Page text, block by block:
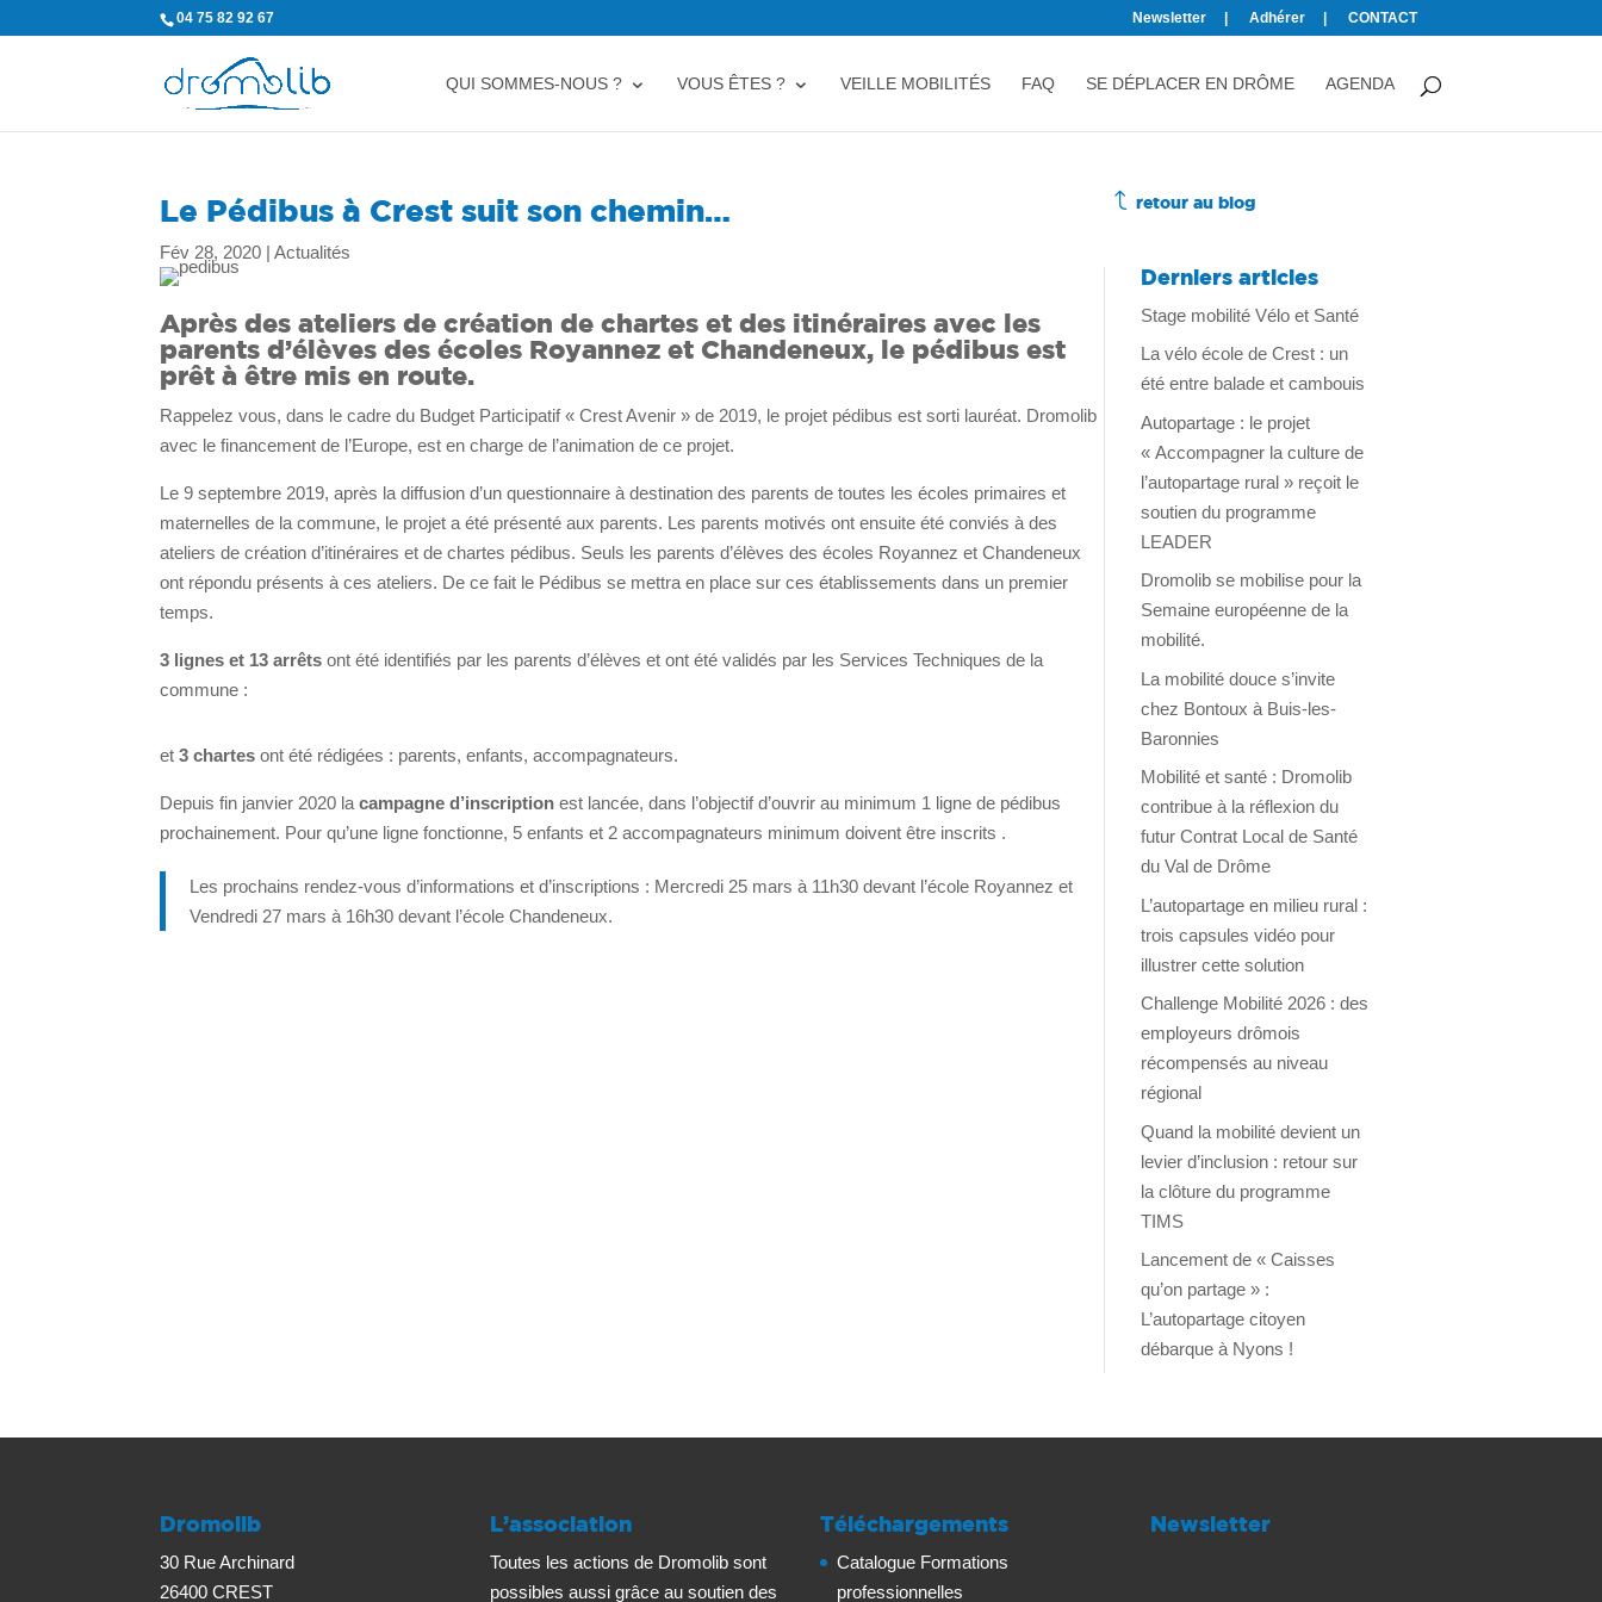
04 75 82 92 67 Newsletter Adhérer CONTACT
QUI SOMMES-NOUS ? VOUS ÊTES ? VEILLE MOBILITÉS FAQ SE DÉPLACER EN DRÔME AGENDA
Le Pédibus à Crest suit son chemin…
Fév 28, 2020 |Actualités
J retour au blog
Après des ateliers de création de chartes et des itinéraires avec les
parents d’élèves des écoles Royannez et Chandeneux, le pédibus est
prêt à être mis en route.
Rappelez vous, dans le cadre du Budget Participatif « Crest Avenir » de 2019, le projet pédibus est sorti lauréat. Dromolib
avec le financement de l’Europe, est en charge de l’animation de ce projet.
Le 9 septembre 2019, après la diffusion d’un questionnaire à destination des parents de toutes les écoles primaires et
maternelles de la commune, le projet a été présenté aux parents. Les parents motivés ont ensuite été conviés à des
ateliers de création d’itinéraires et de chartes pédibus. Seuls les parents d’élèves des écoles Royannez et Chandeneux
ont répondu présents à ces ateliers. De ce fait le Pédibus se mettra en place sur ces établissements dans un premier
temps.
3 lignes et 13 arrêts ont été identifiés par les parents d’élèves et ont été validés par les Services Techniques de la
commune :
et3 chartes ont été rédigées : parents, enfants, accompagnateurs.
Depuis fin janvier 2020 lacampagne d’inscription est lancée, dans l’objectif d’ouvrir au minimum 1 ligne de pédibus
prochainement. Pour qu’une ligne fonctionne, 5 enfants et 2 accompagnateurs minimum doivent être inscrits .
Les prochains rendez-vous d’informations et d’inscriptions : Mercredi 25 mars à 11h30 devant l’école Royannez et
Vendredi 27 mars à 16h30 devant l’école Chandeneux.
Derniers articles
Stage mobilité Vélo et Santé
La vélo école de Crest : un
été entre balade et cambouis
Autopartage : le projet
« Accompagner la culture de
l’autopartage rural » reçoit le
soutien du programme
LEADER
Dromolib se mobilise pour la
Semaine européenne de la
mobilité.
La mobilité douce s’invite
chez Bontoux à Buis-les-
Baronnies
Mobilité et santé : Dromolib
contribue à la réflexion du
futur Contrat Local de Santé
du Val de Drôme
L’autopartage en milieu rural :
trois capsules vidéo pour
illustrer cette solution
Challenge Mobilité 2026 : des
employeurs drômois
récompensés au niveau
régional
Quand la mobilité devient un
levier d’inclusion : retour sur
la clôture du programme
TIMS
Lancement de « Caisses
qu’on partage » :
L’autopartage citoyen
débarque à Nyons !
Dromolib
30 Rue Archinard
26400 CREST
L’association
Toutes les actions de Dromolib sont
possibles aussi grâce au soutien des
Téléchargements
Catalogue Formations
professionnelles
Newsletter